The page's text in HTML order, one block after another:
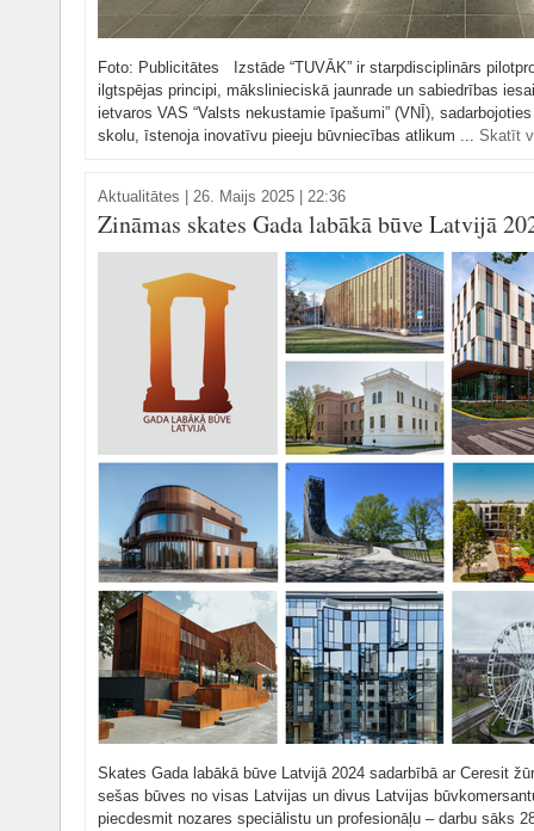
Foto: Publicitātes Izstāde “TUVĀK” ir starpdisciplinārs
ilgtspējas principi, mākslinieciskā jaunrade un sabiedrības
ietvaros VAS “Valsts nekustamie īpašumi” (VNĪ),
skolu, īstenoja inovatīvu pieeju būvniecības atlikum ... Skatīt
Aktualitātes 26. Maijs 2025 | 22:36
Zināmas skates Gada labākā būve Latvijā
Skates Gada labākā būve Latvijā 2024 sadarbībā ar Ceresit
sešas būves no visas Latvijas un divus Latvijas
piecdesmit nozares speciālistu un profesionāļu – darbu sāks